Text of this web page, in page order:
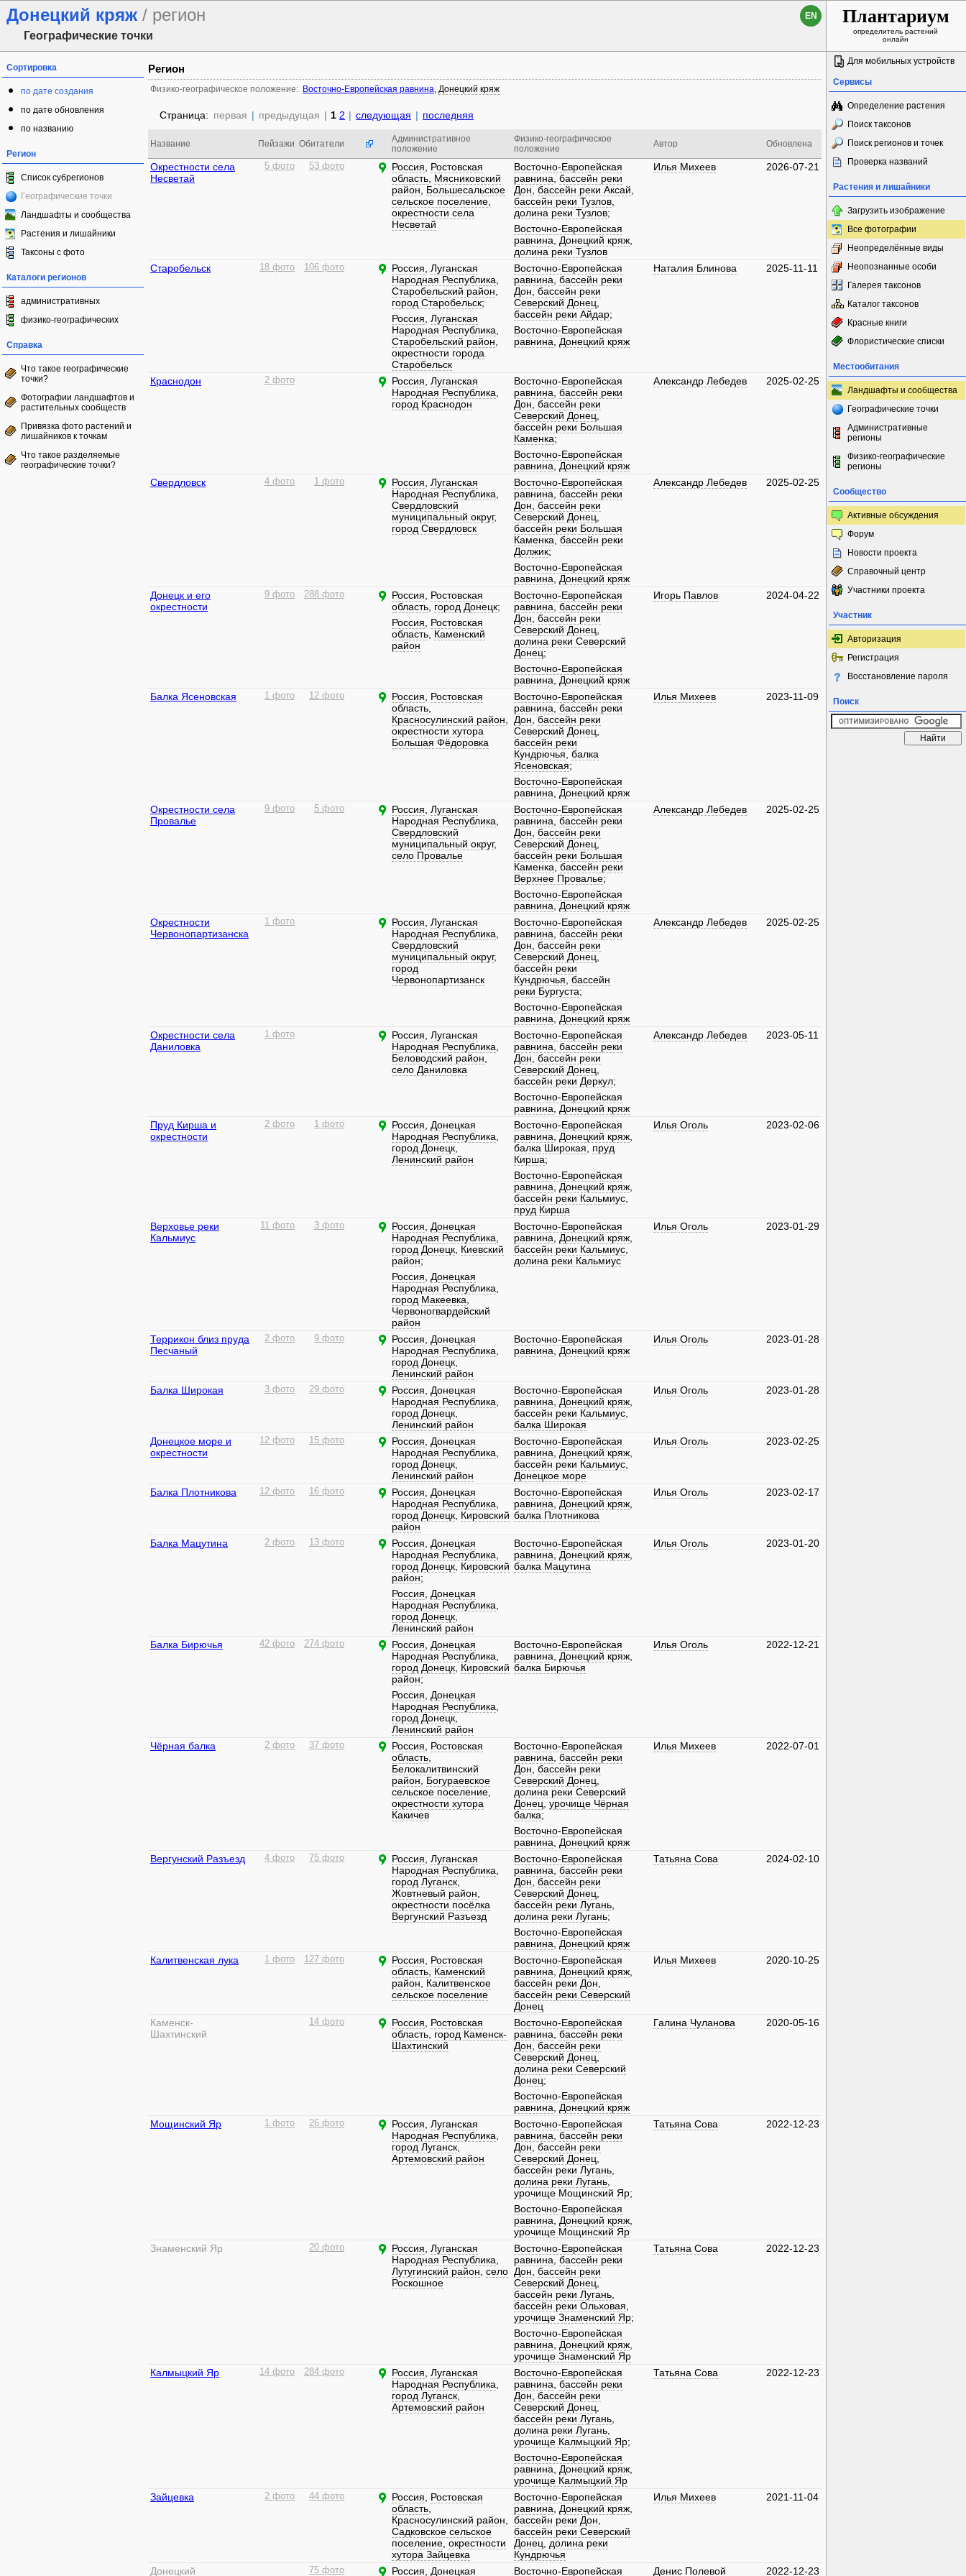
Донецкий кряж / регион
Географические точки
EN Плантариум
определитель растений
онлайн
Сортировка
по дате создания
по дате обновления
по названию
Регион
Список субрегионов
Географические точки
Ландшафты и сообщества
Растения и лишайники
Таксоны с фото
Каталоги регионов
административных
физико-географических
Справка
Что такое географические
точки?
Фотографии ландшафтов и
растительных сообществ
Привязка фото растений и
лишайников к точкам
Что такое разделяемые
географические точки?
Регион
Физико-географическое положение: Восточно-Европейская равнина, Донецкий кряж
Страница: первая | предыдущая | 1 2 | следующая | последняя
Название Пейзажи Обитатели
Административное
положение
Физико-географическое
положение
Автор Обновлена
Окрестности села
Несветай
5 фото 53 фото Россия
Ростовская
область Мясниковский
район
Большесальское
сельское поселение
окрестности села
Несветай
Восточно-Европейская
равнина бассейн реки
Дон бассейн реки Аксай
бассейн реки Тузлов
долина реки Тузлов;
Восточно-Европейская
равнина
Донецкий кряж
долина реки Тузлов
Илья Михеев 2026-07-21
Старобельск 18 фото 106 фото Россия Луганская
Народная Республика
Старобельский район
город Старобельск;
Россия Луганская
Народная Республика
Старобельский район
окрестности города
Старобельск
Восточно-Европейская
равнина бассейн реки
Дон бассейн реки
Северский Донец
бассейн реки Айдар;
Восточно-Европейская
равнина
Донецкий кряж
Наталия Блинова 2025-11-11
Краснодон 2 фото Россия Луганская
Народная Республика
город Краснодон
Восточно-Европейская
равнина бассейн реки
Дон бассейн реки
Северский Донец
бассейн реки Большая
Каменка;
Восточно-Европейская
равнина
Донецкий кряж
Александр Лебедев 2025-02-25
Свердловск 4 фото 1 фото Россия Луганская
Народная Республика
Свердловский
муниципальный округ,
город Свердловск
Восточно-Европейская
равнина бассейн реки
Дон бассейн реки
Северский Донец
бассейн реки Большая
Каменка бассейн реки
Должик;
Восточно-Европейская
равнина
Донецкий кряж
Александр Лебедев 2025-02-25
Донецк и его
окрестности
9 фото 288 фото Россия
Ростовская
область город Донецк;
Россия
Ростовская
область Каменский
район
Восточно-Европейская
равнина бассейн реки
Дон бассейн реки
Северский Донец
долина реки Северский
Донец;
Восточно-Европейская
равнина
Донецкий кряж
Игорь Павлов 2024-04-22
Балка Ясеновская 1 фото 12 фото Россия
Ростовская
область
Красносулинский район
окрестности хутора
Большая Фёдоровка
Восточно-Европейская
равнина бассейн реки
Дон бассейн реки
Северский Донец
бассейн реки
Кундрючья балка
Ясеновская;
Восточно-Европейская
равнина
Донецкий кряж
Илья Михеев 2023-11-09
Окрестности села
Провалье
9 фото 5 фото Россия Луганская
Народная Республика
Свердловский
муниципальный округ,
село Провалье
Восточно-Европейская
равнина бассейн реки
Дон бассейн реки
Северский Донец
бассейн реки Большая
Каменка бассейн реки
Верхнее Провалье;
Восточно-Европейская
равнина
Донецкий кряж
Александр Лебедев 2025-02-25
Окрестности
Червонопартизанска
1 фото Россия Луганская
Народная Республика
Свердловский
муниципальный округ,
город
Червонопартизанск
Восточно-Европейская
равнина бассейн реки
Дон бассейн реки
Северский Донец
бассейн реки
Кундрючья бассейн
реки Бургуста;
Восточно-Европейская
равнина
Донецкий кряж
Александр Лебедев 2025-02-25
Окрестности села
Даниловка
1 фото Россия Луганская
Народная Республика
Беловодский район
село Даниловка
Восточно-Европейская
равнина бассейн реки
Дон бассейн реки
Северский Донец
бассейн реки Деркул;
Восточно-Европейская
равнина
Донецкий кряж
Александр Лебедев 2023-05-11
Пруд Кирша и
окрестности
2 фото 1 фото Россия
Донецкая
Народная Республика
город Донецк
Ленинский район
Восточно-Европейская
равнина
Донецкий кряж
балка Широкая
пруд
Кирша;
Восточно-Европейская
равнина
Донецкий кряж
бассейн реки Кальмиус
пруд Кирша
Илья Оголь 2023-02-06
Верховье реки
Кальмиус
11 фото 3 фото Россия
Донецкая
Народная Республика
город Донецк Киевский
район;
Россия
Донецкая
Народная Республика
город Макеевка
Червоногвардейский
район
Восточно-Европейская
равнина
Донецкий кряж
бассейн реки Кальмиус
долина реки Кальмиус
Илья Оголь 2023-01-29
Террикон близ пруда
Песчаный
2 фото 9 фото Россия
Донецкая
Народная Республика
город Донецк
Ленинский район
Восточно-Европейская
равнина
Донецкий кряж
Илья Оголь 2023-01-28
Балка Широкая 3 фото 29 фото Россия
Донецкая
Народная Республика
город Донецк
Ленинский район
Восточно-Европейская
равнина
Донецкий кряж
бассейн реки Кальмиус
балка Широкая
Илья Оголь 2023-01-28
Донецкое море и
окрестности
12 фото 15 фото Россия
Донецкая
Народная Республика
город Донецк
Ленинский район
Восточно-Европейская
равнина
Донецкий кряж
бассейн реки Кальмиус
Донецкое море
Илья Оголь 2023-02-25
Балка Плотникова 12 фото 16 фото Россия
Донецкая
Народная Республика
город Донецк Кировский
район
Восточно-Европейская
равнина
Донецкий кряж
балка Плотникова
Илья Оголь 2023-02-17
Балка Мацутина 2 фото 13 фото Россия
Донецкая
Народная Республика
город Донецк Кировский
район;
Россия
Донецкая
Народная Республика
город Донецк
Ленинский район
Восточно-Европейская
равнина
Донецкий кряж
балка Мацутина
Илья Оголь 2023-01-20
Балка Бирючья 42 фото 274 фото Россия
Донецкая
Народная Республика
город Донецк Кировский
район;
Россия
Донецкая
Народная Республика
город Донецк
Ленинский район
Восточно-Европейская
равнина
Донецкий кряж
балка Бирючья
Илья Оголь 2022-12-21
Чёрная балка 2 фото 37 фото Россия
Ростовская
область
Белокалитвинский
район
Богураевское
сельское поселение
окрестности хутора
Какичев
Восточно-Европейская
равнина бассейн реки
Дон бассейн реки
Северский Донец
долина реки Северский
Донец урочище Чёрная
балка;
Восточно-Европейская
равнина
Донецкий кряж
Илья Михеев 2022-07-01
Вергунский Разъезд 4 фото 75 фото Россия Луганская
Народная Республика
город Луганск
Жовтневый район
окрестности посёлка
Вергунский Разъезд
Восточно-Европейская
равнина бассейн реки
Дон бассейн реки
Северский Донец
бассейн реки Лугань
долина реки Лугань;
Восточно-Европейская
равнина
Донецкий кряж
Татьяна Сова 2024-02-10
Калитвенская лука 1 фото 127 фото Россия
Ростовская
область Каменский
район
Калитвенское
сельское поселение
Восточно-Европейская
равнина
Донецкий кряж
бассейн реки Дон
бассейн реки Северский
Донец
Илья Михеев 2020-10-25
Каменск-
Шахтинский
14 фото Россия
Ростовская
область город Каменск-
Шахтинский
Восточно-Европейская
равнина бассейн реки
Дон бассейн реки
Северский Донец
долина реки Северский
Донец;
Восточно-Европейская
равнина
Донецкий кряж
Галина Чуланова 2020-05-16
Мощинский Яр 1 фото 26 фото Россия Луганская
Народная Республика
город Луганск
Артемовский район
Восточно-Европейская
равнина бассейн реки
Дон бассейн реки
Северский Донец
бассейн реки Лугань
долина реки Лугань
урочище Мощинский Яр;
Восточно-Европейская
равнина
Донецкий кряж
урочище Мощинский Яр
Татьяна Сова 2022-12-23
Знаменский Яр 20 фото Россия Луганская
Народная Республика
Лутугинский район село
Роскошное
Восточно-Европейская
равнина бассейн реки
Дон бассейн реки
Северский Донец
бассейн реки Лугань
бассейн реки Ольховая
урочище Знаменский Яр;
Восточно-Европейская
равнина
Донецкий кряж
урочище Знаменский Яр
Татьяна Сова 2022-12-23
Калмыцкий Яр 14 фото 284 фото Россия Луганская
Народная Республика
город Луганск
Артемовский район
Восточно-Европейская
равнина бассейн реки
Дон бассейн реки
Северский Донец
бассейн реки Лугань
долина реки Лугань
урочище Калмыцкий Яр;
Восточно-Европейская
равнина
Донецкий кряж
урочище Калмыцкий Яр
Татьяна Сова 2022-12-23
Зайцевка 2 фото 44 фото Россия
Ростовская
область
Красносулинский район
Садковское сельское
поселение окрестности
хутора Зайцевка
Восточно-Европейская
равнина
Донецкий кряж
бассейн реки Дон
бассейн реки Северский
Донец
долина реки
Кундрючья
Илья Михеев 2021-11-04
Донецкий 75 фото Россия Донецкая Восточно-Европейская Денис Полевой 2022-12-23
Для мобильных устройств
Сервисы
Определение растения
Поиск таксонов
Поиск регионов и точек
Проверка названий
Растения и лишайники
Загрузить изображение
Все фотографии
Неопределённые виды
Неопознанные особи
Галерея таксонов
Каталог таксонов
Красные книги
Флористические списки
Местообитания
Ландшафты и сообщества
Географические точки
Административные
регионы
Физико-географические
регионы
Сообщество
Активные обсуждения
Форум
Новости проекта
Справочный центр
Участники проекта
Участник
Авторизация
Регистрация
Восстановление пароля
Поиск